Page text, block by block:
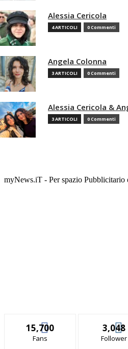
Alessia Cericola
4 ARTICOLI 0 Commenti
Angela Colonna
3 ARTICOLI 0 Commenti
Alessia Cericola &
3 ARTICOLI 0 Commenti
myNews.iT - Per spazio Pubblicitario
15,700
Fans
3,048
Follower